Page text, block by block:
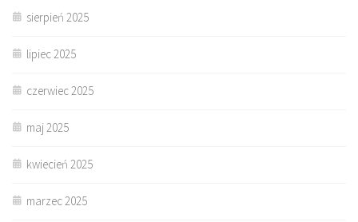
sierpień 2025
lipiec 2025
czerwiec 2025
maj 2025
kwiecień 2025
marzec 2025